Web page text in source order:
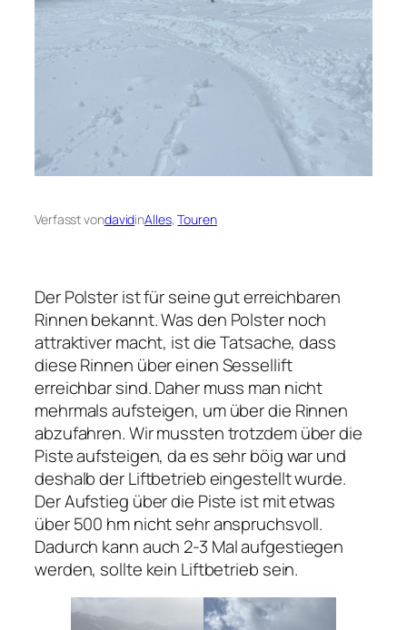
Verfasst vondavidinAlles, Touren
Der Polster ist für seine gut erreichbaren
Rinnen bekannt. Was den Polster noch
attraktiver macht, ist die Tatsache, dass
diese Rinnen über einen Sessellift
erreichbar sind. Daher muss man nicht
mehrmals aufsteigen, um über die Rinnen
abzufahren. Wir mussten trotzdem über die
Piste aufsteigen, da es sehr böig war und
deshalb der Liftbetrieb eingestellt wurde.
Der Aufstieg über die Piste ist mit etwas
über 500 hm nicht sehr anspruchsvoll.
Dadurch kann auch 2-3 Mal aufgestiegen
werden, sollte kein Liftbetrieb sein.